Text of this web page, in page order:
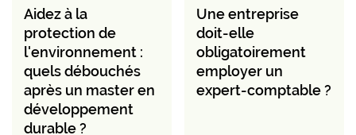
Aidez à la
protection de
l'environnement :
quels débouchés
après un master en
développement
durable ?
Une entreprise
doit-elle
obligatoirement
employer un
expert-comptable ?